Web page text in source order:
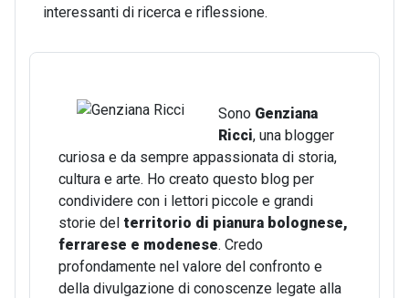
interessanti di ricerca e riflessione.
Sono Genziana
Ricci, una blogger
curiosa e da sempre appassionata di storia,
cultura e arte. Ho creato questo blog per
condividere con i lettori piccole e grandi
storie del territorio di pianura bolognese,
ferrarese e modenese. Credo
profondamente nel valore del confronto e
della divulgazione di conoscenze legate alla